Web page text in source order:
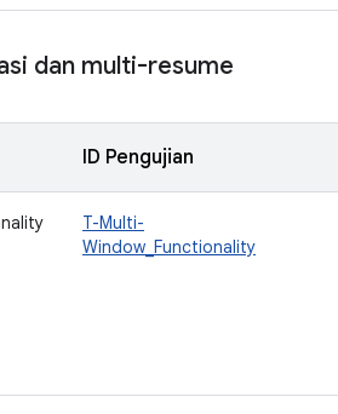
dan multi-resume
ID Pengujian
T-Multi-
Window_Functionality